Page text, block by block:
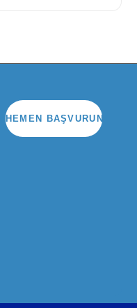
HEMEN BAŞVURUN